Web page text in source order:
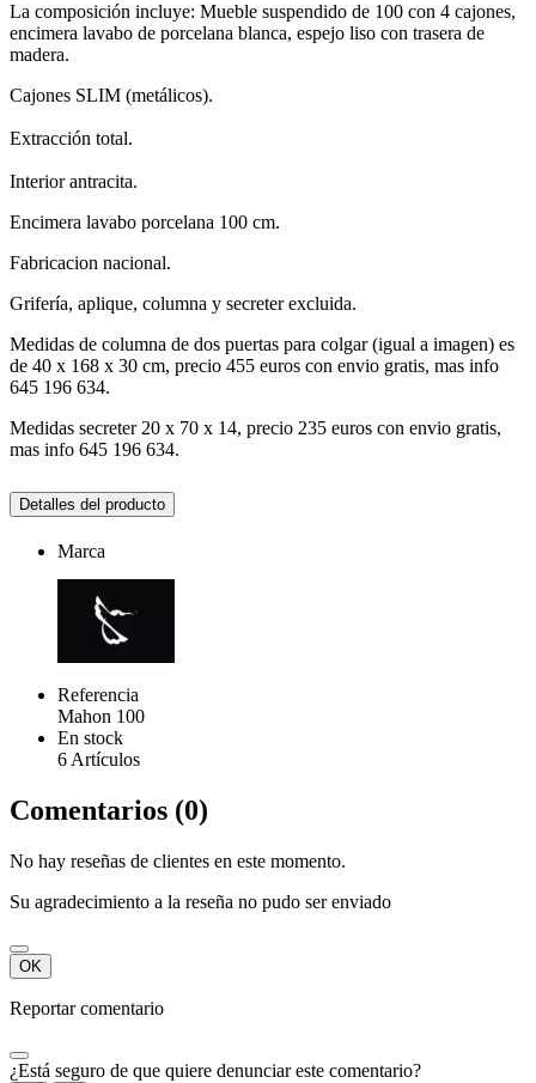
La composición incluye: Mueble suspendido de 100 con 4 cajones,
encimera lavabo de porcelana blanca, espejo liso con trasera de
madera.
Cajones SLIM (metálicos).
Extracción total.
Interior antracita.
Encimera lavabo porcelana 100 cm.
Fabricacion nacional.
Grifería, aplique, columna y secreter excluida.
Medidas de columna de dos puertas para colgar (igual a imagen) es
de 40 x 168 x 30 cm, precio 455 euros con envio gratis, mas info
645 196 634.
Medidas secreter 20 x 70 x 14, precio 235 euros con envio gratis,
mas info 645 196 634.
Detalles del producto
Marca
Referencia
Mahon 100
En stock
6 Artículos
Comentarios (0)
No hay reseñas de clientes en este momento.
Su agradecimiento a la reseña no pudo ser enviado
OK
Reportar comentario
¿Está seguro de que quiere denunciar este comentario?